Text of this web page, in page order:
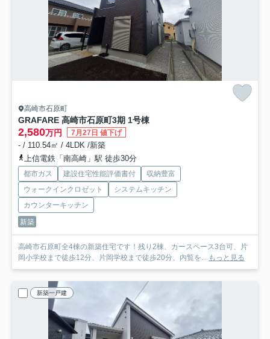
高崎市石原町
GRAFARE 高崎市石原町3期 1号棟
2,580万円 7月27日 値下げ
- / 110.54㎡ / 4LDK /新築
上信電鉄「南高崎」駅 徒歩30分
都市ガス 建設住宅性能評価書付
収納豊富
ウォークインクロゼット
システムキッチン
カウンターキッチン
新築
高崎市石原町全4棟の新築住宅です！残り2棟、カースペース3台可、片
岡小学校まで徒歩12分、片岡学校まで徒歩20分、内覧を...
もっと見る
新築一戸建